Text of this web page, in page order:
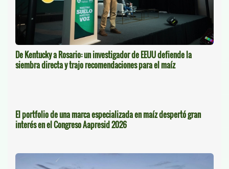
De Kentucky a Rosario: un investigador de EEUU defiende la
siembra directa y trajo recomendaciones para el maíz
El portfolio de una marca especializada en maíz despertó gran
interés en el Congreso Aapresid 2026